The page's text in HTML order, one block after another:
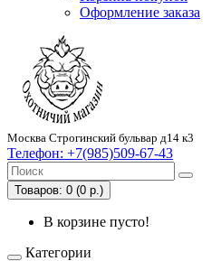
Оформление заказа
Москва Строгинский бульвар д14 к3
Телефон: +7(985)509-67-43
Товаров: 0 (0 р.)
В корзине пусто!
Категории